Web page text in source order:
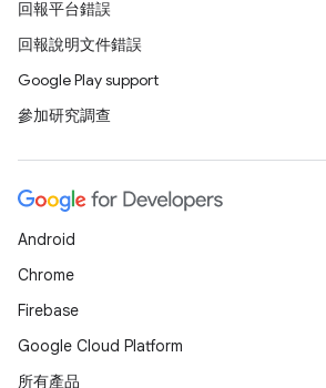
回報平台錯誤
回報說明文件錯誤
Google Play support
參加研究調查
Android
Chrome
Firebase
Google Cloud Platform
所有產品